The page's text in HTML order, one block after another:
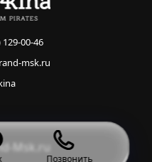
129-00-46
msk.ru
Msk.ru
Позвонить